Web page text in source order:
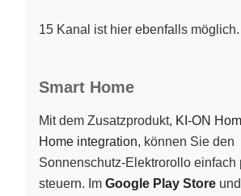
15 Kanal ist hier ebenfalls möglich.
Smart Home
Mit dem Zusatzprodukt, KI-ON
Home integration, können Sie den
Sonnenschutz-Elektrorollo einfach
steuern. Im Google Play Store und